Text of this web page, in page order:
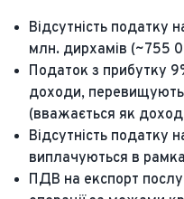
Відсутність податку
млн. дирхамів (~755
Податок з прибутку
доходи, перевищують
(вважається як
Відсутність податку
виплачуються в
ПДВ на експорт